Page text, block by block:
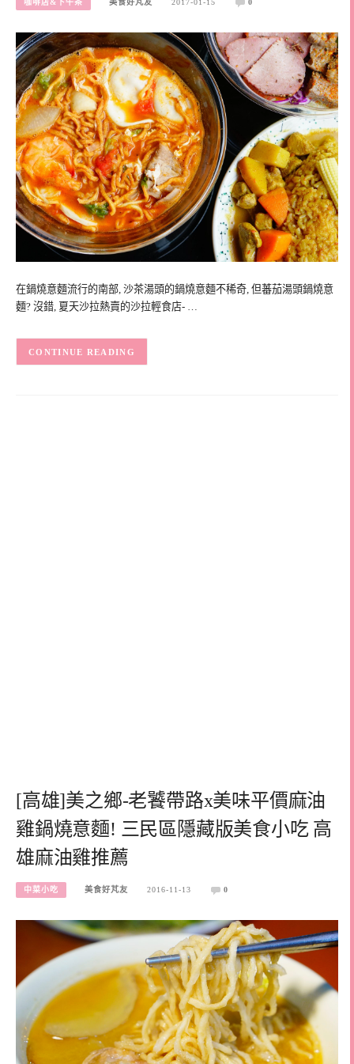
咖啡店&下午茶 美食好芃友 2017-01-15 0
在鍋燒意麵流行的南部, 沙茶湯頭的鍋燒意麵不稀奇, 但蕃茄湯頭鍋燒意
麵? 沒錯, 夏天沙拉熱賣的沙拉輕食店- …
CONTINUE READING
[高雄]美之鄉-老饕帶路x美味平價麻油
雞鍋燒意麵! 三民區隱藏版美食小吃 高
雄麻油雞推薦
中菜小吃 美食好芃友 2016-11-13 0